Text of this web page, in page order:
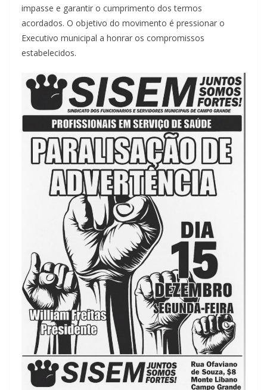
impasse e garantir o cumprimento dos termos
acordados. O objetivo do movimento é pressionar o
Executivo municipal a honrar os compromissos
estabelecidos.